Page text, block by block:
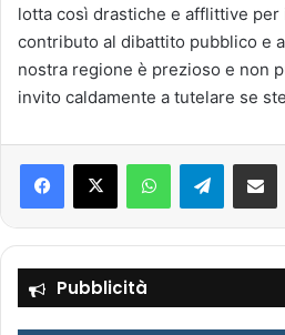
lotta così drastiche e afflittive per
contributo al dibattito pubblico e
nostra regione è prezioso e non
invito caldamente a tutelare se
Telegram
Pubblicità